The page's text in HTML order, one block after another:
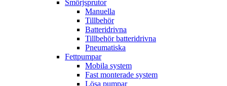
Smörjsprutor
Manuella
Tillbehör
Batteridrivna
Tillbehör batteridrivna
Pneumatiska
Fettpumpar
Mobila system
Fast monterade system
Lösa pumpar